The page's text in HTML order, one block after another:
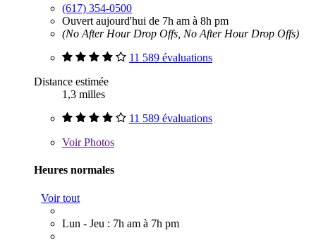
(617) 354-0500
Ouvert aujourd'hui de 7h am à 8h pm
(No After Hour Drop Offs, No After Hour Drop Offs)
11 589 évaluations
Distance estimée
1,3 milles
11 589 évaluations
VoirPhotos
Heures normales
Voir tout
Lun - Jeu : 7h am à 7h pm